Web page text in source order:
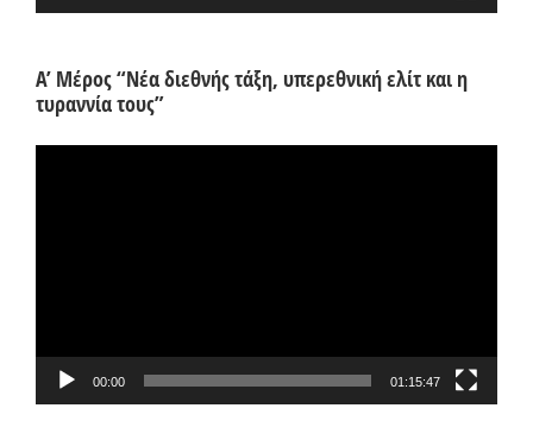
Α’ Μέρος “Νέα διεθνής τάξη, υπερεθνική ελίτ και η
τυραννία τους”
00:00 01:15:47